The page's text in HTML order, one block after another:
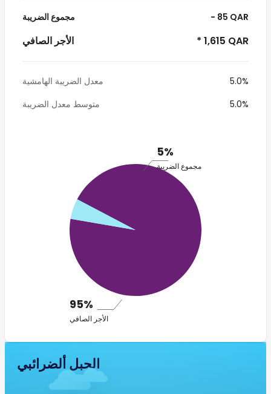
مجموع الضريبة - 85 QAR
الأجر الصافي * 1,615 QAR
معدل الضريبة الهامشية
5.0%
متوسط معدل الضريبة
5.0%
5%
مجموع الضريبة
95%
الأجر الصافي
الجبل ألضرائبي